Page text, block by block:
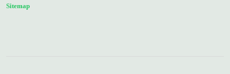
Sitemap